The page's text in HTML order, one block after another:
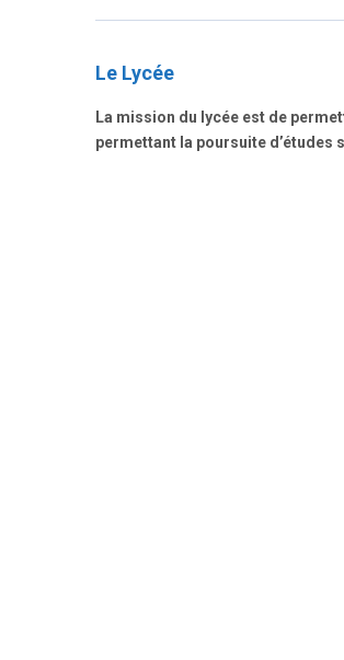
Le Lycée
La mission du lycée est de
permettant la poursuite d’études